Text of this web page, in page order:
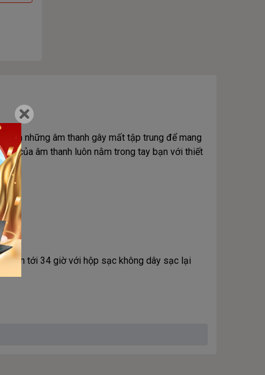
những âm thanh gây mất tập trung để mang
của âm thanh luôn nằm trong tay bạn với thiết
lên tới 34 giờ với hộp sạc không dây sạc lại